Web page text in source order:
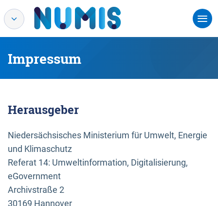
Impressum
Herausgeber
Niedersächsisches Ministerium für Umwelt, Energie
und Klimaschutz
Referat 14: Umweltinformation, Digitalisierung,
eGovernment
Archivstraße 2
30169 Hannover